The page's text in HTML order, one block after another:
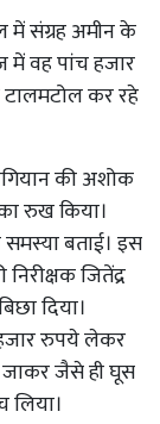
में संग्रह अमीन के
में वह पांच हजार
कर रहे
की अशोक
रुख किया।
बताई। इस
जितेंद्र
दिया।
रुपये लेकर
जैसे ही घूस
लिया।